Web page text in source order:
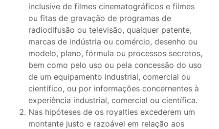
inclusive de filmes cinematográficos e filmes
ou fitas de gravação de programas de
radiodifusão ou televisão, qualquer patente,
marcas de indústria ou comércio, desenho ou
modelo, plano, fórmula ou processos secretos,
bem como pelo uso ou pela concessão do uso
de um equipamento industrial, comercial ou
científico, ou por informações concernentes à
experiência industrial, comercial ou científica.
Nas hipóteses de os royalties excederem um
montante justo e razoável em relação aos